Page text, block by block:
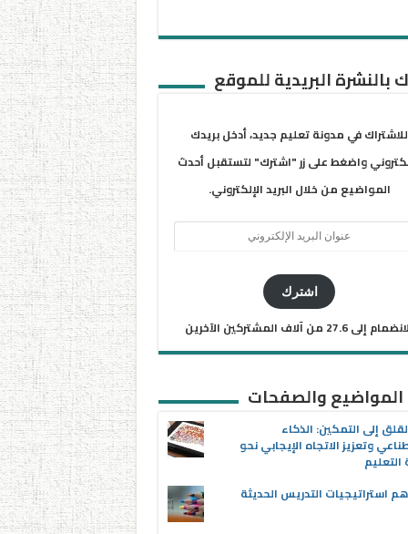
بالنشرة البريدية للموقع
للاشتراك في مدونة تعليم جديد، أدخل بريدك
واضغط على زر "اشترك" لتستقبل أحدث
المواضيع من خلال البريد الإلكتروني.
اشترك
إلى 27.6 من آلاف المشتركين الآخرين
المواضيع والصفحات
إلى التمكين: الذكاء
وتعزيز الاتجاه الإيجابي نحو
استراتيجيات التدريس الحديثة